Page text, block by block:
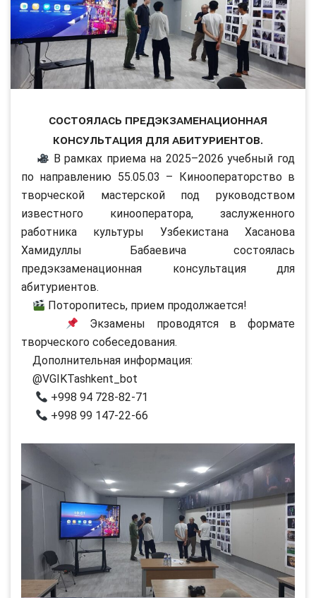
Состоялась предэкзаменационная
консультация для абитуриентов.
В рамках приема на 2025–2026 учебный год
по направлению 55.05.03 – Кинооператорство в
творческой мастерской под руководством
известного кинооператора, заслуженного
работника культуры Узбекистана Хасанова
Хамидуллы Бабаевича состоялась
предэкзаменационная консультация для
абитуриентов.
Поторопитесь, прием продолжается!
Экзамены проводятся в формате
творческого собеседования.
Дополнительная информация:
@VGIKTashkent_bot
+998 94 728-82-71
+998 99 147-22-66